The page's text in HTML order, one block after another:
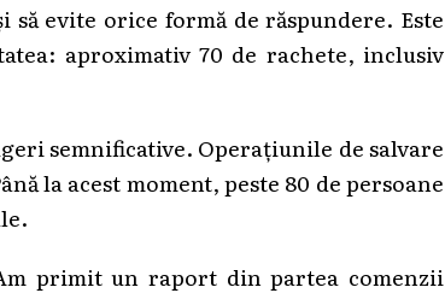
să evite orice formă de răspundere. Este
aproximativ 70 de rachete, inclusiv
semnificative. Operațiunile de salvare
la acest moment, peste 80 de persoane
primit un raport din partea comenzii